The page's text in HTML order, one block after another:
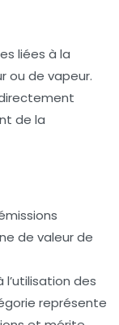
liées à la
ou de vapeur.
de la
de valeur de
l’utilisation des
représente